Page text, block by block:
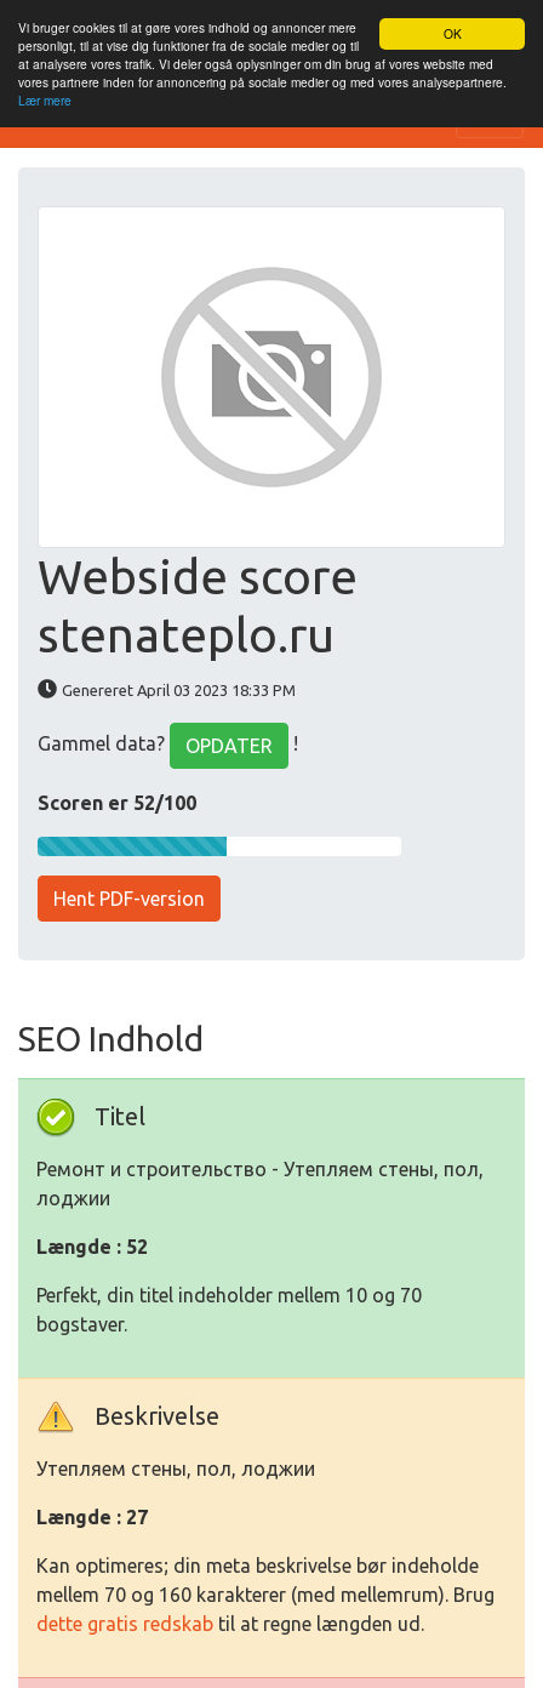
OK
Vi bruger cookies til at gøre vores indhold og annoncer mere
personligt, til at vise dig funktioner fra de sociale medier og til
at analysere vores trafik. Vi deler også oplysninger om din brug af vores website med
vores partnere inden for annoncering på sociale medier og med vores analysepartnere.
Lær mere
SEO Analytics
Webside score
stenateplo.ru
Genereret April 03 2023 18:33 PM
Gammel data? OPDATER !
Scoren er 52/100
Hent PDF-version
SEO Indhold
Titel
Ремонт и строительство - Утепляем стены, пол,
лоджии
Længde : 52
Perfekt, din titel indeholder mellem 10 og 70
bogstaver.
Beskrivelse
Утепляем стены, пол, лоджии
Længde : 27
Kan optimeres; din meta beskrivelse bør indeholde
mellem 70 og 160 karakterer (med mellemrum). Brug
dette gratis redskab til at regne længden ud.